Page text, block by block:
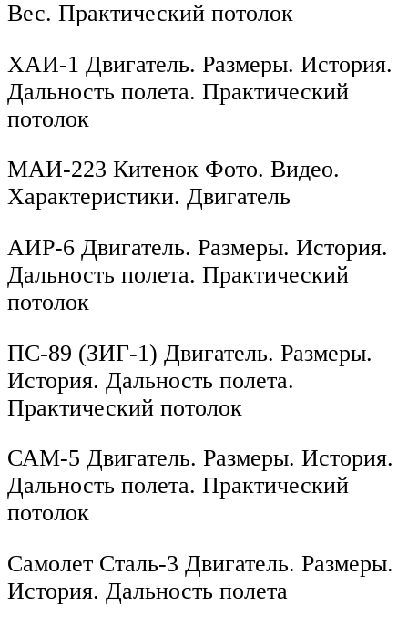
Вес. Практический потолок
ХАИ-1 Двигатель. Размеры. История.
Дальность полета. Практический
потолок
МАИ-223 Китенок Фото. Видео.
Характеристики. Двигатель
АИР-6 Двигатель. Размеры. История.
Дальность полета. Практический
потолок
ПС-89 (ЗИГ-1) Двигатель. Размеры.
История. Дальность полета.
Практический потолок
САМ-5 Двигатель. Размеры. История.
Дальность полета. Практический
потолок
Самолет Сталь-3 Двигатель. Размеры.
История. Дальность полета